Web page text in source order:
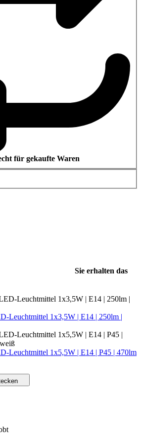
für gekaufte Waren
Sie erhalten das
Leuchtmittel 1x3,5W | E14 | 250lm |
Leuchtmittel 1x5,5W | E14 | P45 | 470lm